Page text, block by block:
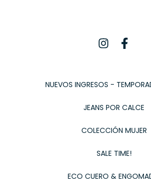
NUEVOS INGRESOS -
JEANS POR CALCE
COLECCIÓN MUJER
SALE TIME!
ECO CUERO &